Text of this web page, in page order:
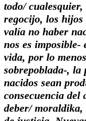
todo/
regocijo, los
valía no haber
nos es imposible-
vida, por lo
sobrepoblada-, la
nacidos sean
consecuencia
deber/